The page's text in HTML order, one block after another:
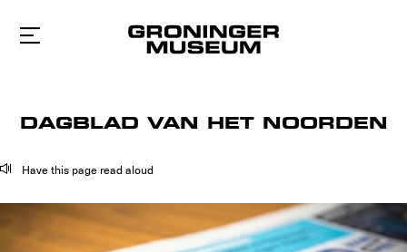
To
main
DAGBLAD VAN HET NOORDEN
Have this page read aloud